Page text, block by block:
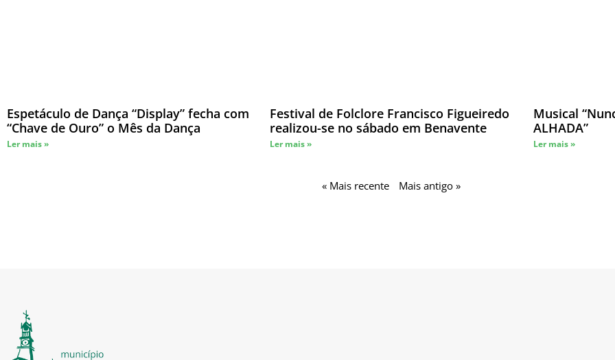
Espetáculo de Dança “Display” fecha com
“Chave de Ouro” o Mês da Dança
Ler mais »
Festival de Folclore Francisco Figueiredo
realizou-se no sábado em Benavente
Ler mais »
Musical
ALHADA”
Ler mais »
« Mais recente Mais antigo »